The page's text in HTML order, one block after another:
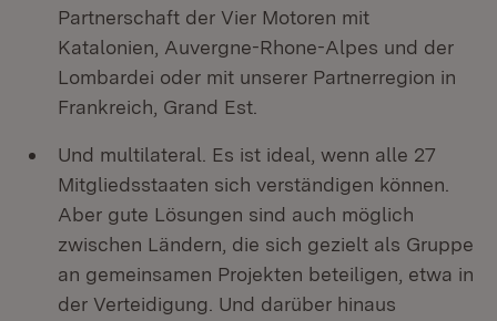
Partnerschaft der Vier Motoren mit
Katalonien, Auvergne-Rhone-Alpes und der
Lombardei oder mit unserer Partnerregion in
Frankreich, Grand Est.
Und multilateral. Es ist ideal, wenn alle 27
Mitgliedsstaaten sich verständigen können.
Aber gute Lösungen sind auch möglich
zwischen Ländern, die sich gezielt als Gruppe
an gemeinsamen Projekten beteiligen, etwa in
der Verteidigung. Und darüber hinaus